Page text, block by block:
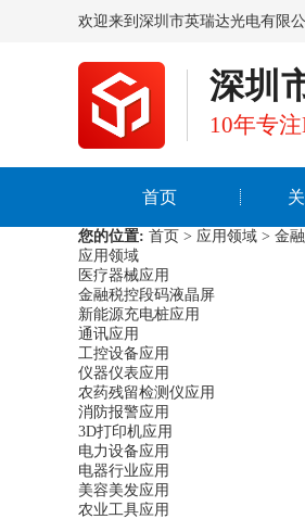
欢迎来到深圳市英瑞达光电有限公
深圳
10年专
首页
您的位置: 首页 > 应用领域 > 金
应用领域
医疗器械应用
金融税控段码液晶屏
新能源充电桩应用
通讯应用
工控设备应用
仪器仪表应用
农药残留检测仪应用
消防报警应用
3D打印机应用
电力设备应用
电器行业应用
美容美发应用
农业工具应用